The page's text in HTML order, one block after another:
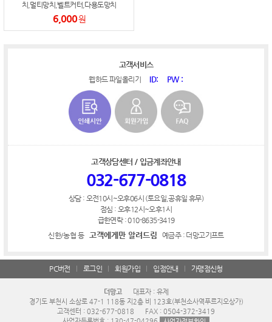
치,멀티망치,벨트커터,다용도망치
6,000원
고객서비스
웹하드 파일올리기 ID: PW :
고객상담센터 / 입금계좌안내
032-677-0818
상담 : 오전10시~오후06시 (토요일,공휴일 휴무)
점심 : 오후12시~오후1시
급한연락 : 010-8635-3419
신한/농협 등 고객에게만 알려드림 예금주 : 더망고기프트
PC버전 로그인 회원가입 입점안내 가맹점신청
더망고
대표자 : 유제
경기도 부천시 소삼로 47-1 118동 지2층 비 123호(부천소사역푸르지오상가)
고객센터 : 032-677-0818
FAX : 0504-372-3419